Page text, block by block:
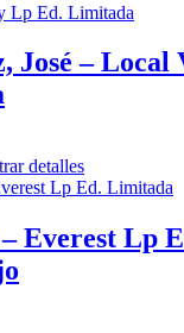
José – Local
detalles
– Everest Lp